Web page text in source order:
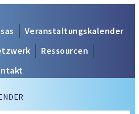
Veranstaltungskalender
Ressourcen